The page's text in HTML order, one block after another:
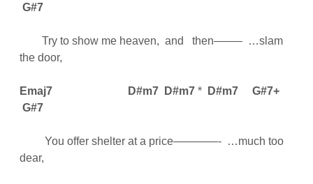
G#7
Try to show me heaven, and then——– …slam
the door,
Emaj7 D#m7 D#m7 * D#m7
G#7+
G#7
You offer shelter at a price————- …much too
dear,